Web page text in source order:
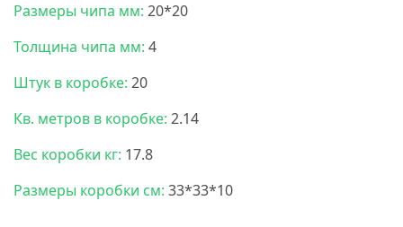
Размеры чипа мм: 20*20
Толщина чипа мм: 4
Штук в коробке: 20
Кв. метров в коробке: 2.14
Вес коробки кг: 17.8
Размеры коробки см: 33*33*10